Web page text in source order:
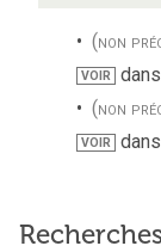
(non
VOIR
(non
VOIR